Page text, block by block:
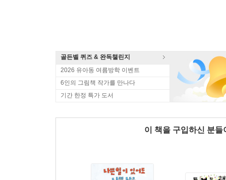
골든벨 퀴즈 & 완독챌린지
2026 유아동 여름방학 이벤트
6인의 그림책 작가를 만나다
기간 한정 특가 도서
이 책을 구입하신 분